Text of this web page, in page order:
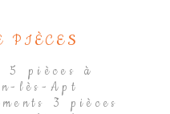
PIÈCES
5 pièces à
lès-Apt
3 pièces